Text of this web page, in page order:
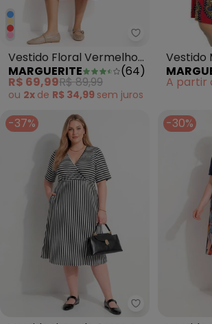
Marguerite -
Vestido Floral Vermelho
em Malha
MARGUERITE (64)
R$ 69,99R$ 89,99
ou 2x de R$ 34,99 sem juros
Vestido
A partir
-37%
Marguerite -
-30%